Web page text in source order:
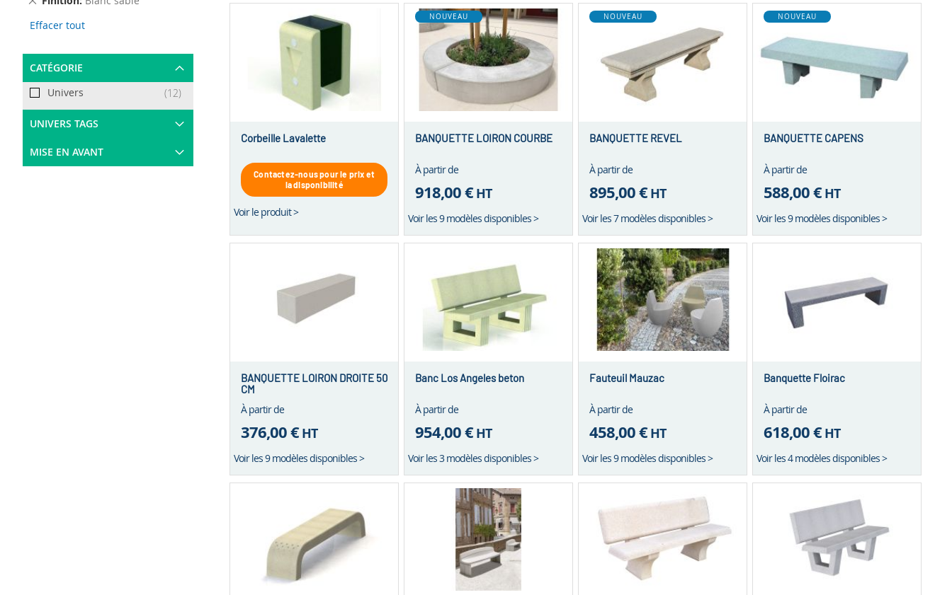
Corbeille Lavalette
Contactez-nous pour le prix et
la disponibilité
Voir le produit >
NOUVEAU
BANQUETTE LOIRON COURBE
À partir de
918,00 €HT
Voir les 9 modèles disponibles >
NOUVEAU
BANQUETTE REVEL
À partir de
895,00 €HT
Voir les 7 modèles disponibles >
NOUVEAU
BANQUETTE CAPENS
À partir de
588,00 €HT
Voir les 9 modèles disponibles >
BANQUETTE LOIRON DROITE 50
CM
À partir de
376,00 €HT
Voir les 9 modèles disponibles >
Banc Los Angeles beton
À partir de
954,00 €HT
Voir les 3 modèles disponibles >
Fauteuil Mauzac
À partir de
458,00 €HT
Voir les 9 modèles disponibles >
Banquette Floirac
À partir de
618,00 €HT
Voir les 4 modèles disponibles >
Item
Effacer tout
CATÉGORIE
Univers
12
articles
UNIVERS TAGS
MISE EN AVANT